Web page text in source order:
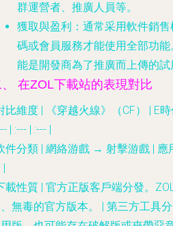
群運營者、推廣人員等。
獲取與盈利 ：通常采用軟件銷
碼或會員服務才能使用全部功
能是開發商為了推廣而上傳的試
在ZOL下載站的表現對比
比維度 | 《穿越火線》（CF） | E
| :--- | :--- |
件分類 | 網絡游戲 → 射擊游戲 |
|
載性質 | 官方正版客戶端分發。
無毒的官方版本。 | 第三方工具